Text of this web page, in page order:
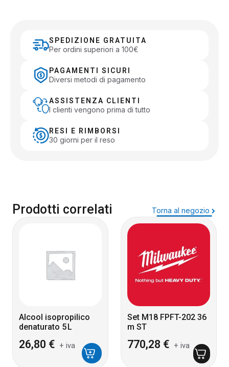
SPEDIZIONE GRATUITA
Per ordini superiori a 100€
PAGAMENTI SICURI
Diversi metodi di pagamento
ASSISTENZA CLIENTI
I clienti vengono prima di tutto
RESI E RIMBORSI
30 giorni per il reso
Prodotti correlati Torna al negozio
Alcool isopropilico
denaturato 5 L
26,80 € + iva
Set M18 FPFT-202 36
m ST
770,28 € + iva